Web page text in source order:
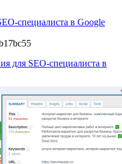
специалиста в Google
для SEO-специалиста в